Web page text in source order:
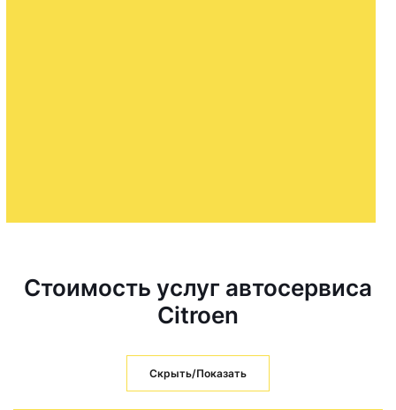
Стоимость услуг автосервиса
Citroen
Скрыть/Показать